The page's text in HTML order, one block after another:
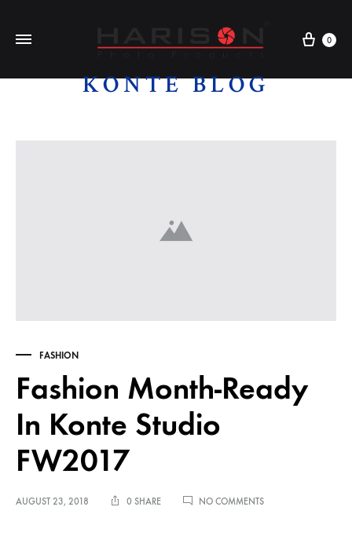
0
KONTE BLOG
FASHION
Fashion Month-Ready
In Konte Studio
FW2017
AUGUST 23, 2018 0 SHARE NO COMMENTSON